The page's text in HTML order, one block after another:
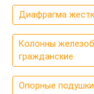
Диафрагма
Колонны
гражданские
Опорные подушки